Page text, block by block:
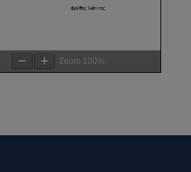
Zoom 100%